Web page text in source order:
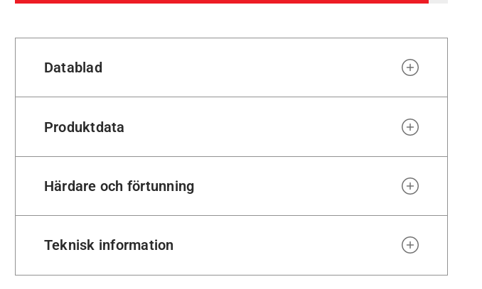
Datablad
Produktdata
Härdare och förtunning
Teknisk information